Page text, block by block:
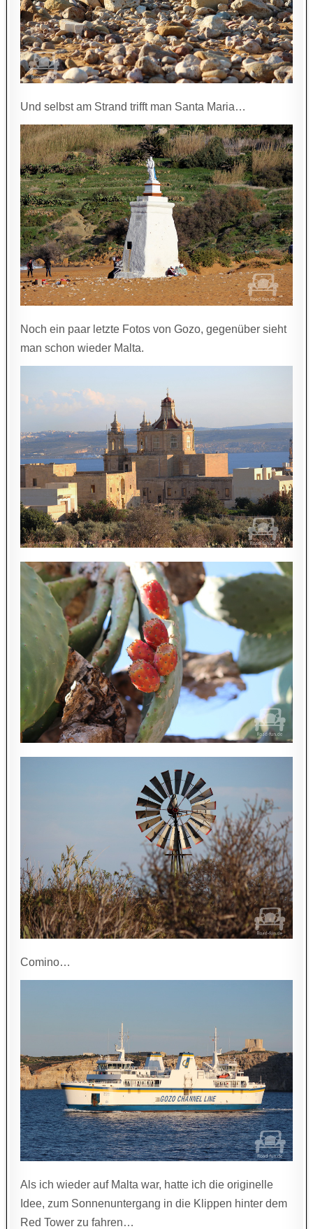
Und selbst am Strand trifft man Santa Maria…
Noch ein paar letzte Fotos von Gozo, gegenüber sieht
man schon wieder Malta.
Comino…
Als ich wieder auf Malta war, hatte ich die originelle
Idee, zum Sonnenuntergang in die Klippen hinter dem
Red Tower zu fahren…